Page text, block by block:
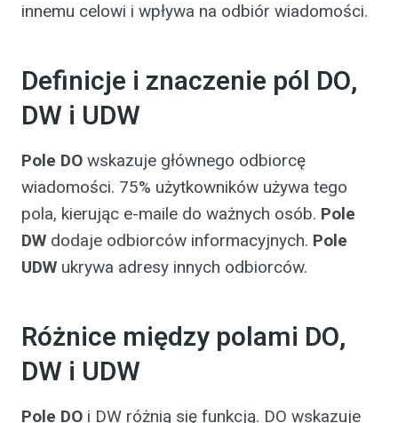
innemu celowi i wpływa na odbiór wiadomości.
Definicje i znaczenie pól DO,
DW i UDW
Pole DO wskazuje głównego odbiorcę
wiadomości. 75% użytkowników używa tego
pola, kierując e-maile do ważnych osób. Pole
DW dodaje odbiorców informacyjnych. Pole
UDW ukrywa adresy innych odbiorców.
Różnice między polami DO,
DW i UDW
Pole DO i DW różnią się funkcją. DO wskazuje